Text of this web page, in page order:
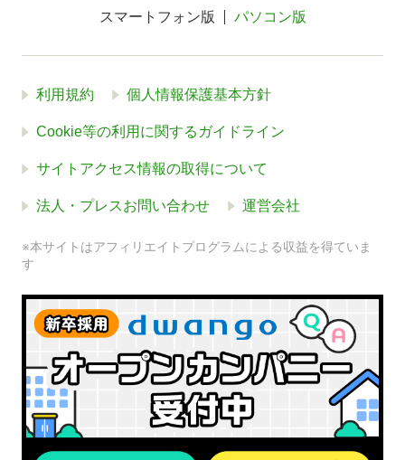
スマートフォン版 パソコン版
利用規約 個人情報保護基本方針
Cookie等の利用に関するガイドライン
サイトアクセス情報の取得について
法人・プレスお問い合わせ 運営会社
※本サイトはアフィリエイトプログラムによる収益を得ていま
す